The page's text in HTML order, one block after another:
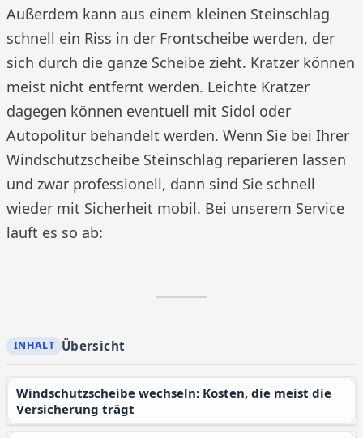
Außerdem kann aus einem kleinen Steinschlag
schnell ein Riss in der Frontscheibe werden, der
sich durch die ganze Scheibe zieht. Kratzer können
meist nicht entfernt werden. Leichte Kratzer
dagegen können eventuell mit Sidol oder
Autopolitur behandelt werden. Wenn Sie bei Ihrer
Windschutzscheibe Steinschlag reparieren lassen
und zwar professionell, dann sind Sie schnell
wieder mit Sicherheit mobil. Bei unserem Service
läuft es so ab:
Übersicht
Windschutzscheibe wechseln: Kosten, die meist die
Versicherung trägt